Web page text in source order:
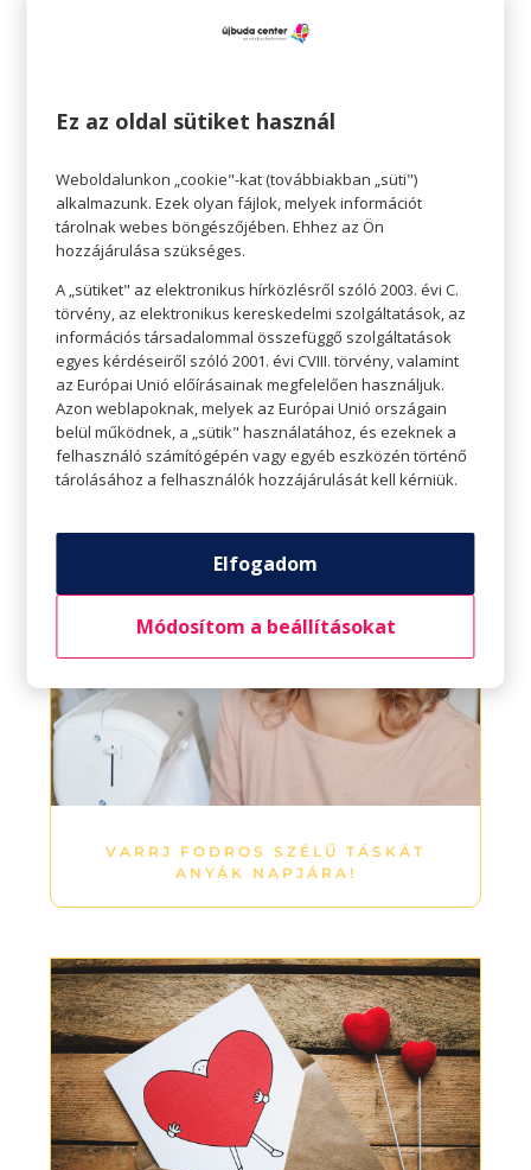
DEKORÁLJ OTTHON –
BARKÁCSOLÁSI TIPPEK OTTHONRA –
KICSIKKEL IS-, HOGY SZÉPÜLJÖN A
LAKÁS
VARRJ FODROS SZÉLŰ TÁSKÁT
ANYÁK NAPJÁRA!
Ez az oldal sütiket használ
Weboldalunkon „cookie"-kat (továbbiakban „süti")
alkalmazunk. Ezek olyan fájlok, melyek információt
tárolnak webes böngészőjében. Ehhez az Ön
hozzájárulása szükséges.
A „sütiket" az elektronikus hírközlésről szóló 2003. évi C.
törvény, az elektronikus kereskedelmi szolgáltatások, az
információs társadalommal összefüggő szolgáltatások
egyes kérdéseiről szóló 2001. évi CVIII. törvény, valamint
az Európai Unió előírásainak megfelelően használjuk.
Azon weblapoknak, melyek az Európai Unió országain
belül működnek, a „sütik" használatához, és ezeknek a
felhasználó számítógépén vagy egyéb eszközén történő
tárolásához a felhasználók hozzájárulását kell kérniük.
Elfogadom
Módosítom a beállításokat